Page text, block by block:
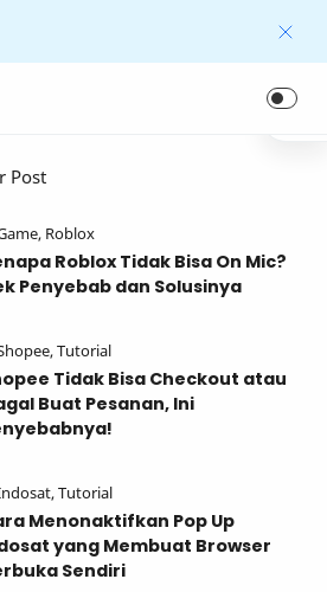
Post
Roblox Tidak Bisa On Mic?
Penyebab dan Solusinya
Tidak Bisa Checkout atau
Buat Pesanan, Ini
Menonaktifkan Pop Up
yang Membuat Browser
Sendiri